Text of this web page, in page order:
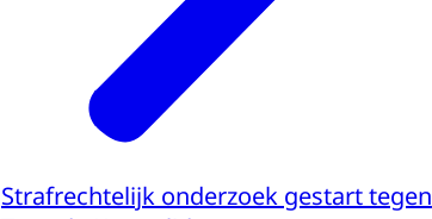
Strafrechtelijk onderzoek gestart tegen